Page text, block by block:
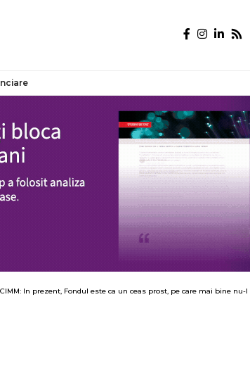
In prezent, Fondul este ca un ceas prost, pe care mai bine nu-l